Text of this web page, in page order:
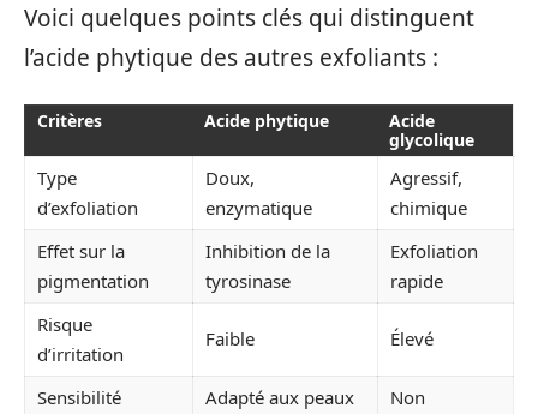
Voici quelques points clés qui distinguent
l’acide phytique des autres exfoliants :
Critères Acide phytique
Acide
glycolique
Type
d’exfoliation
Doux,
enzymatique
Agressif,
chimique
Effet sur la
pigmentation
Inhibition de la
tyrosinase
Exfoliation
rapide
Risque
d’irritation
Faible Élevé
Sensibilité
Adapté aux peaux
Non